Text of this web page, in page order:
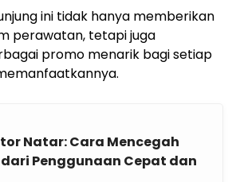
ini tidak hanya memberikan
perawatan, tetapi juga
promo menarik bagi setiap
Natar: Cara Mencegah
Penggunaan Cepat dan